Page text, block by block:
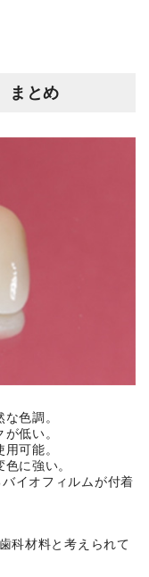
まとめ
色調。
低い。
可能。
に強い。
イオフィルムが付着
科材料と考えられて